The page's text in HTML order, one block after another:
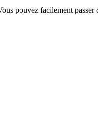
pouvez facilement